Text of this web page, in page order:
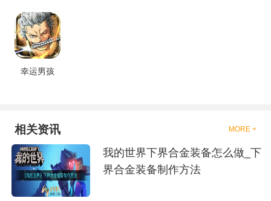
幸运男孩
相关资讯 MORE +
我的世界下界合金装备怎么做_下
界合金装备制作方法